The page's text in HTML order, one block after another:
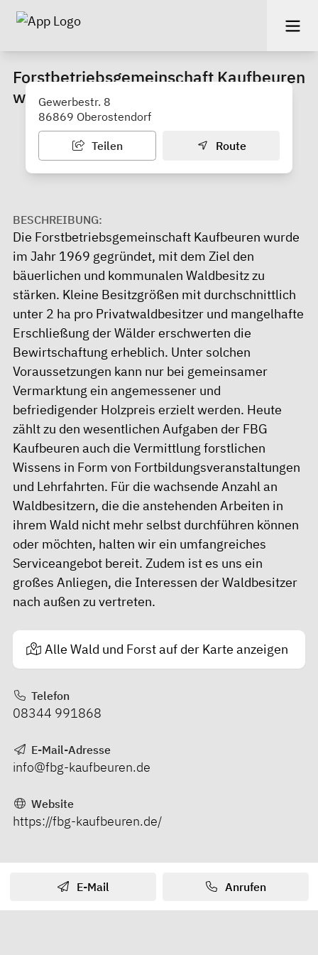
Forstbetriebsgemeinschaft Kaufbeuren
w.V.Gewerbestr. 8
86869 Oberostendorf
Teilen Route
BESCHREIBUNG:
Die Forstbetriebsgemeinschaft Kaufbeuren wurde
im Jahr 1969 gegründet, mit dem Ziel den
bäuerlichen und kommunalen Waldbesitz zu
stärken. Kleine Besitzgrößen mit durchschnittlich
unter 2 ha pro Privatwaldbesitzer und mangelhafte
Erschließung der Wälder erschwerten die
Bewirtschaftung erheblich. Unter solchen
Voraussetzungen kann nur bei gemeinsamer
Vermarktung ein angemessener und
befriedigender Holzpreis erzielt werden. Heute
zählt zu den wesentlichen Aufgaben der FBG
Kaufbeuren auch die Vermittlung forstlichen
Wissens in Form von Fortbildungsveranstaltungen
und Lehrfahrten. Für die wachsende Anzahl an
Waldbesitzern, die die anstehenden Arbeiten in
ihrem Wald nicht mehr selbst durchführen können
oder möchten, halten wir ein umfangreiches
Serviceangebot bereit. Zudem ist es uns ein
großes Anliegen, die Interessen der Waldbesitzer
nach außen zu vertreten.
Alle Wald und Forst auf der Karte anzeigen
Telefon
08344 991868
E-Mail-Adresse
info@fbg-kaufbeuren.de
Website
https://fbg-kaufbeuren.de/
E-Mail Anrufen